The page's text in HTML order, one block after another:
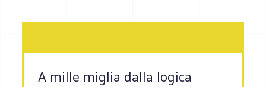
A mille miglia dalla logica